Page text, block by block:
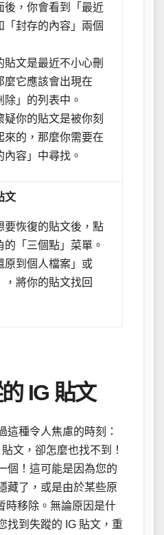
後，你會看到「最近
「封存的內容」兩個
貼文是最近不小心刪
麼它應該會出現在
除」的列表中。
疑你的貼文是被你刻
來的，那麼你需要在
內容」中尋找。
文
要恢復的貼文後，點
的「三個點」菜單。
原到個人檔案」或
，將你的貼文找回
IG 貼文
這種令人焦慮的時刻：
文，卻怎麼也找不到！
個！這可能是因為您的
藏了，或是由於某些原
時移除。無論原因是什
找到失蹤的 IG 貼文，重